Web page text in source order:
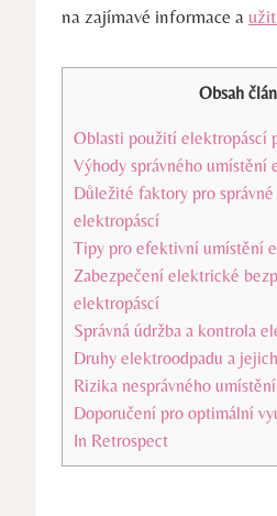
na zajímavé informace a
Obsah
Oblasti použití elektropáscí
Výhody správného umístění
Důležité faktory pro
elektropáscí
Tipy pro efektivní umístění
Zabezpečení elektrické
elektropáscí
Správná údržba a kontrola
Druhy elektroodpadu a
Rizika nesprávného
Doporučení pro optimální
In Retrospect